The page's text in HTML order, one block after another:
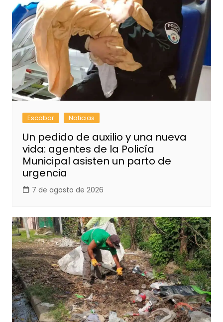
Escobar Noticias
Un pedido de auxilio y una nueva
vida: agentes de la Policía
Municipal asisten un parto de
urgencia
7 de agosto de 2026